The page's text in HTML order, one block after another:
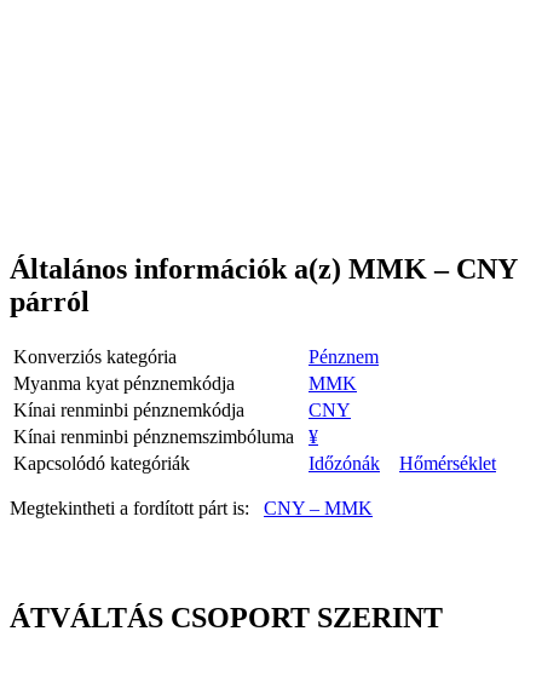
Általános információk a(z) MMK – CNY
párról
Konverziós kategória
Pénznem
Myanma kyat pénznemkódja
MMK
Kínai renminbi pénznemkódja
CNY
Kínai renminbi pénznemszimbóluma
¥
Kapcsolódó kategóriák
Időzónák Hőmérséklet
Megtekintheti a fordított párt is: CNY – MMK
ÁTVÁLTÁS CSOPORT SZERINT